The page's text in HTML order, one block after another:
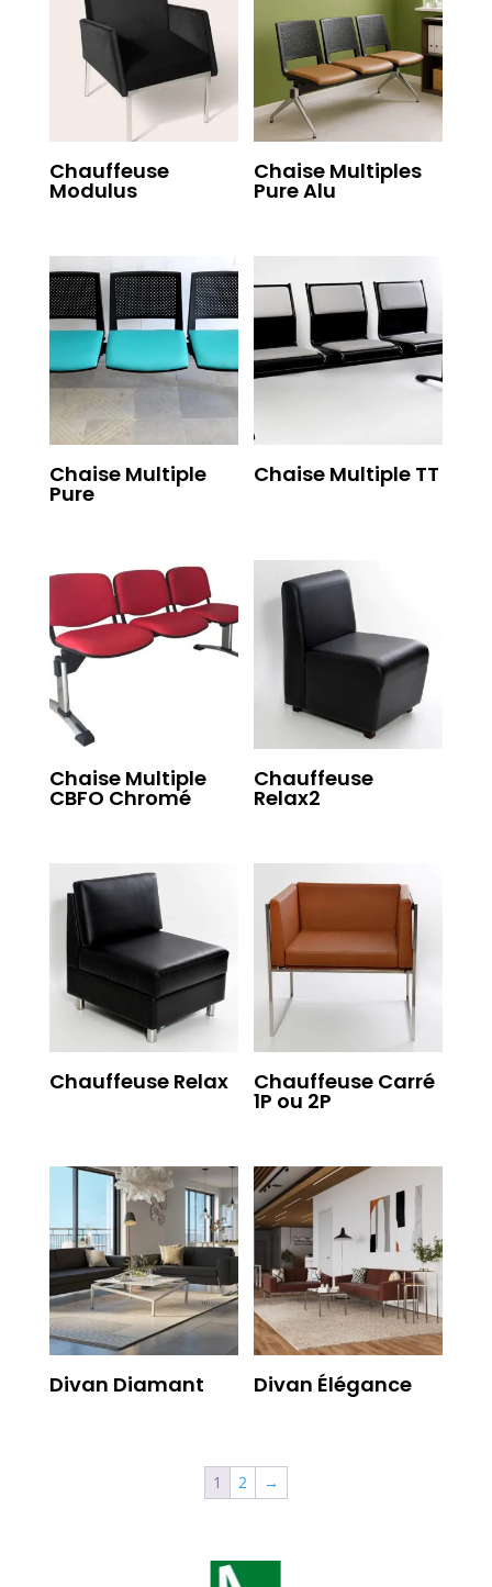
Chauffeuse
Modulus
Chaise Multiples
Pure Alu
Chaise Multiple
Pure
Chaise Multiple TT
Chaise Multiple
CBFO Chromé
Chauffeuse
Relax2
Chauffeuse Relax Chauffeuse Carré
1P ou 2P
Divan Diamant Divan Élégance
1 2 →